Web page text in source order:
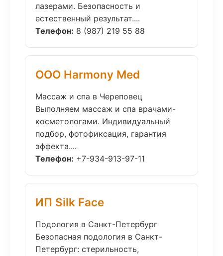
лазерами. Безопасность и
естественный результат....
Телефон: 8 (987) 219 55 88
ООО Harmony Med
Массаж и спа в Череповец
Выполняем массаж и спа врачами-
косметологами. Индивидуальный
подбор, фотофиксация, гарантия
эффекта....
Телефон: +7-934-913-97-11
ИП Silk Face
Подология в Санкт-Петербург
Безопасная подология в Санкт-
Петербург: стерильность,